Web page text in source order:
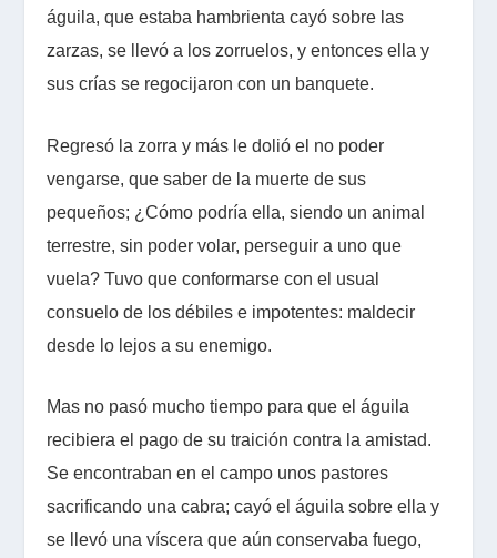
águila, que estaba hambrienta cayó sobre las
zarzas, se llevó a los zorruelos, y entonces ella y
sus crías se regocijaron con un banquete.
Regresó la zorra y más le dolió el no poder
vengarse, que saber de la muerte de sus
pequeños; ¿Cómo podría ella, siendo un animal
terrestre, sin poder volar, perseguir a uno que
vuela? Tuvo que conformarse con el usual
consuelo de los débiles e impotentes: maldecir
desde lo lejos a su enemigo.
Mas no pasó mucho tiempo para que el águila
recibiera el pago de su traición contra la amistad.
Se encontraban en el campo unos pastores
sacrificando una cabra; cayó el águila sobre ella y
se llevó una víscera que aún conservaba fuego,